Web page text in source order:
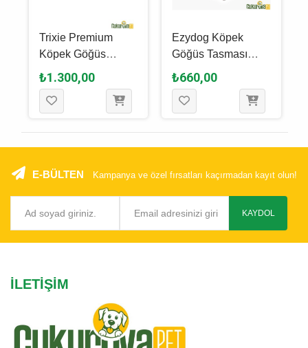
Trixie Premium
Köpek Göğüs
Tasması S 42 - 50
Cm - Si̇yah
₺1.300,00
Ezydog Köpek
Göğüs Tasması
Crosscheck
Training S - Kırmızı
₺660,00
E-BÜLTEN Kampanya ve özel fırsatları kaçırmadan kayıt olun!
KAYDOL
İLETIŞIM